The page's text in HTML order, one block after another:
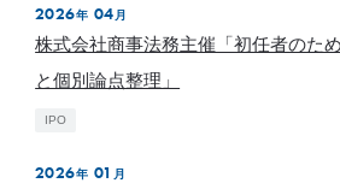
2026年 04 月
株式会社商事法務主催「初任者のた
と個別論点整理」
IPO
2026年 01 月